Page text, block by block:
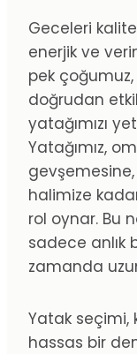
Geceleri
enerjik ve
pek
doğrudan
yatağımızı
Yatağımız,
halimize
rol oynar. Bu
sadece anlık
zamanda
Yatak seçimi,
hassas bir